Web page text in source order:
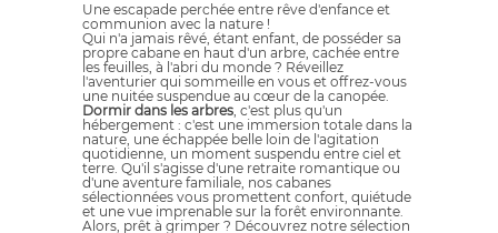
Une escapade perchée entre rêve d'enfance et
communion avec la nature !
Qui n'a jamais rêvé, étant enfant, de posséder sa
propre cabane en haut d'un arbre, cachée entre
les feuilles, à l'abri du monde ? Réveillez
l'aventurier qui sommeille en vous et offrez-vous
une nuitée suspendue au cœur de la canopée.
Dormir dans les arbres, c'est plus qu'un
hébergement : c'est une immersion totale dans la
nature, une échappée belle loin de l'agitation
quotidienne, un moment suspendu entre ciel et
terre. Qu'il s'agisse d'une retraite romantique ou
d'une aventure familiale, nos cabanes
sélectionnées vous promettent confort, quiétude
et une vue imprenable sur la forêt environnante.
Alors, prêt à grimper ? Découvrez notre sélection